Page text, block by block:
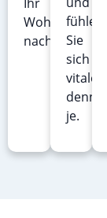
Wohlbefinden
nachhaltig.
fühlen
Sie
sich
vitaler
denn
je.